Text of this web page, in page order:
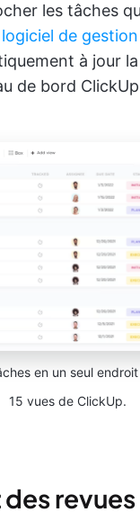
les tâches
logiciel de
à jour
de bord
en un seul
15 vues de ClickUp.
revues